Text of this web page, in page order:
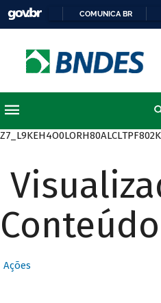
COMUNICA BR
Ações